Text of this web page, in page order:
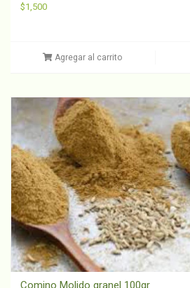
$1,500
Agregar al carrito
Comino Molido granel 100gr